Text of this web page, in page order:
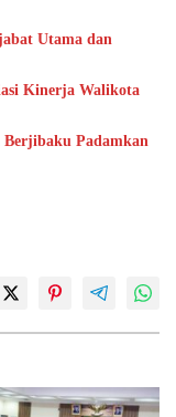
Utama dan
Kinerja Walikota
Berjibaku Padamkan